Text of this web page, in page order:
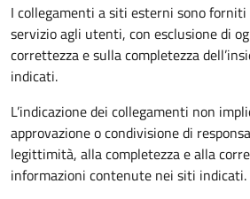
I collegamenti a siti esterni sono forniti
servizio agli utenti, con esclusione di
correttezza e sulla completezza
indicati.
L’indicazione dei collegamenti non
approvazione o condivisione di
legittimità, alla completezza e alla
informazioni contenute nei siti indicati.